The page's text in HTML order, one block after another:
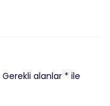
Gerekli alanlar * ile